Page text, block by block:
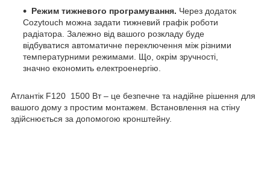
Режим тижневого програмування. Через додаток
Cozytouch можна задати тижневий графік роботи
радіатора. Залежно від вашого розкладу буде
відбуватися автоматичне переключення між різними
температурними режимами. Що, окрім зручності,
значно економить електроенергію.
Атлантік F120 1500 Вт – це безпечне та надійне рішення для
вашого дому з простим монтажем. Встановлення на стіну
здійснюється за допомогою кронштейну.